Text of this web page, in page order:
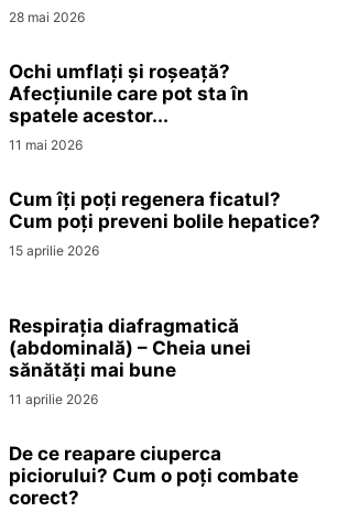
28 mai 2026
Ochi umflați și roșeață?
Afecțiunile care pot sta în
spatele acestor...
11 mai 2026
Cum îți poți regenera ficatul?
Cum poți preveni bolile hepatice?
15 aprilie 2026
Respirația diafragmatică
(abdominală) – Cheia unei
sănătăți mai bune
11 aprilie 2026
De ce reapare ciuperca
piciorului? Cum o poți combate
corect?